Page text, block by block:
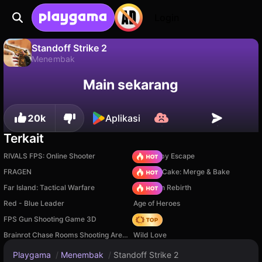
Standoff Strike 2
Menembak
Simpan progresnya!
Main sekarang
20k Aplikasi
Terkait
RIVALS FPS: Online Shooter
Your Obby Escape
FRAGEN
Piece of Cake: Merge & Bake
Far Island: Tactical Warfare
Stickman Rebirth
Red - Blue Leader
Age of Heroes
FPS Gun Shooting Game 3D
Hedgies
Brainrot Chase Rooms Shooting Arena
Wild Love
Playgama / Menembak / Standoff Strike 2